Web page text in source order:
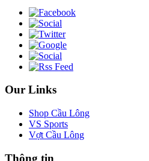
Our Links
Shop Cầu Lông
VS Sports
Vợt Cầu Lông
Thông tin